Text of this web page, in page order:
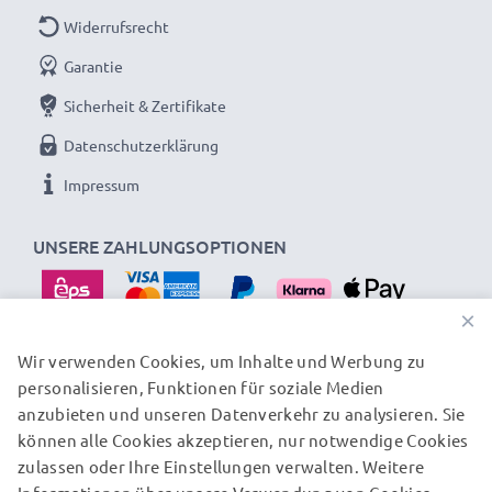
Überhitzungs- und Überspannungsschutz
✔ Geeignet für Minusgrade und hohe Temperaturen -
besonders witterungs- und temperaturresistent
verbauten Zellen wird vor dem Einbau getestet
Spiegelreflex, Systemkamera, Videokamera oder
Camcorder: Ersatz-Akkus von subtel bieten eine
★ 3 Jahre Garantie auf Kamera-Akkus für
Panasonic Video-Camcorder und Fotokamera
Als internationaler Fachhändler seit 2004 wissen wir,
UNSERE ZAHLUNGSOPTIONEN
Widerrufsrecht
Garantie
Sicherheit & Zertifikate
Datenschutzerklärung
Impressum
UNSERE VERSANDPARTNER
© subtel.at 2026
×
Wir verwenden Cookies, um Inhalte und Werbung zu
personalisieren, Funktionen für soziale Medien
anzubieten und unseren Datenverkehr zu analysieren. Sie
können alle Cookies akzeptieren, nur notwendige Cookies
zulassen oder Ihre Einstellungen verwalten. Weitere